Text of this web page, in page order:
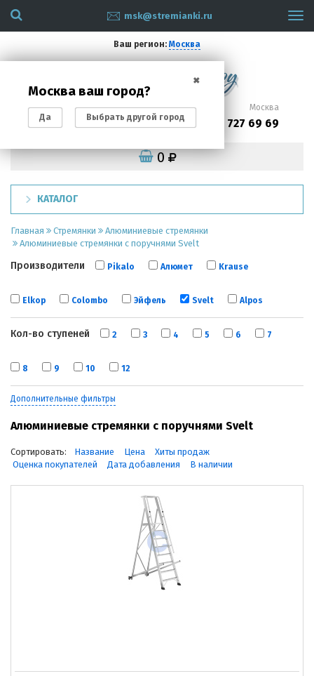
msk@stremianki.ru
Ваш регион: Москва
✖
Москва ваш город?
Да Выбрать другой город
Санкт-Петербург
(812) 200 87 93
Москва
(495) 727 69 69
0
КАТАЛОГ
Главная Стремянки
Алюминиевые стремянки
Алюминиевые стремянки с поручнями Svelt
Производители Pikalo Алюмет Krause
Elkop Colombo Эйфель Svelt Alpos
Кол-во ступеней 2 3 4 5 6 7
8 9 10 12
Дополнительные фильтры
Алюминиевые стремянки с поручнями Svelt
Сортировать: Название Цена
Хиты продаж
Оценка покупателей
Дата добавления В наличии